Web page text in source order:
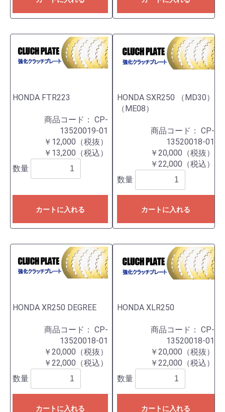
HONDA FTR223
商品コード： CP-
13520019-01
￥12,000（税抜）
￥13,200（税込）
数量
カートに入れる
HONDA SXR250 （MD30）
（ME08）
商品コード： CP-
13520018-01
￥20,000（税抜）
￥22,000（税込）
数量
カートに入れる
HONDA XR250 DEGREE
商品コード： CP-
13520018-01
￥20,000（税抜）
￥22,000（税込）
数量
カートに入れる
HONDA XLR250
商品コード： CP-
13520018-01
￥20,000（税抜）
￥22,000（税込）
数量
カートに入れる